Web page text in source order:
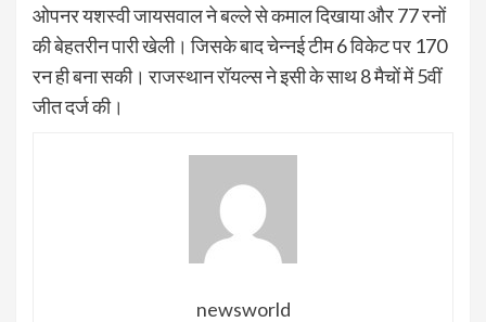
ओपनर यशस्वी जायसवाल ने बल्ले से कमाल दिखाया और 77 रनों
की बेहतरीन पारी खेली। जिसके बाद चेन्नई टीम 6 विकेट पर 170
रन ही बना सकी। राजस्थान रॉयल्स ने इसी के साथ 8 मैचों में 5वीं
जीत दर्ज की।
newsworld